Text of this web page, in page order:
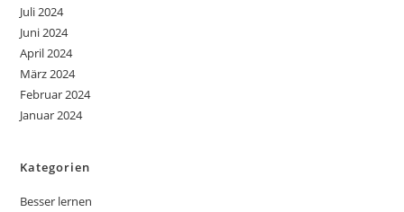
Juli 2024
Juni 2024
April 2024
März 2024
Februar 2024
Januar 2024
Kategorien
Besser lernen